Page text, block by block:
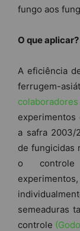
fungo aos
O que aplicar?
A eficiência
ferrugem-
experimentos
a safra 2003/
de fungicidas
o controle
semeaduras
controle